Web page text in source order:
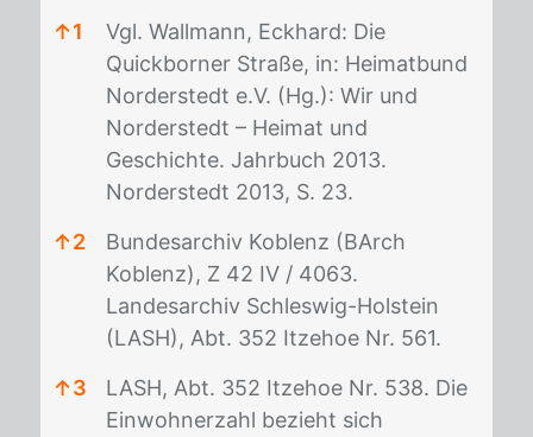
↑1
Vgl. Wallmann, Eckhard: Die
Quickborner Straße, in: Heimatbund
Norderstedt e.V. (Hg.): Wir und
Norderstedt – Heimat und
Geschichte. Jahrbuch 2013.
Norderstedt 2013, S. 23.
↑2
Bundesarchiv Koblenz (BArch
Koblenz), Z 42 IV / 4063.
Landesarchiv Schleswig-Holstein
(LASH), Abt. 352 Itzehoe Nr. 561.
↑3
LASH, Abt. 352 Itzehoe Nr. 538. Die
Einwohnerzahl bezieht sich